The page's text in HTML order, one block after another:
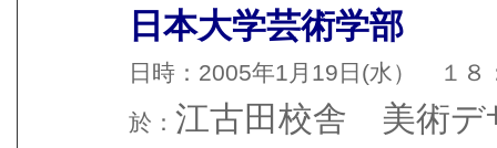
日本大学芸術学部
日時：2005年1月19日(水） １８
於： 江古田校舎 美術デ